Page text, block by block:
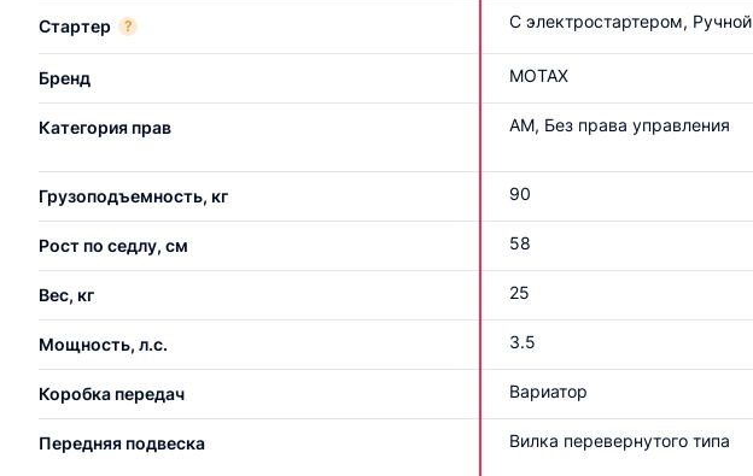
Стартер ? С электростартером, Ручной
Бренд MOTAX
Категория прав АМ, Без права управления
Грузоподъемность, кг 90
Рост по седлу, см 58
Вес, кг 25
Мощность, л.с. 3.5
Коробка передач Вариатор
Передняя подвеска Вилка перевернутого типа